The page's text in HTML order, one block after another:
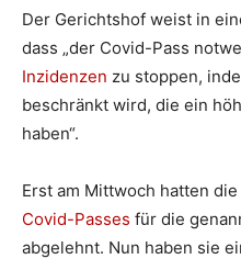
Der Gerichtshof weist in
dass „der Covid-Pass
Inzidenzen zu stoppen,
beschränkt wird, die ein
haben“.
Erst am Mittwoch hatten
Covid-Passes für die
abgelehnt. Nun haben sie